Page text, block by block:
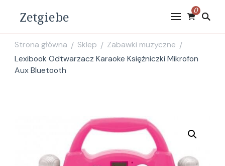
Zetgiebe 0
Strona główna / Sklep / Zabawki muzyczne /
Lexibook Odtwarzacz Karaoke Księżniczki Mikrofon
Aux Bluetooth